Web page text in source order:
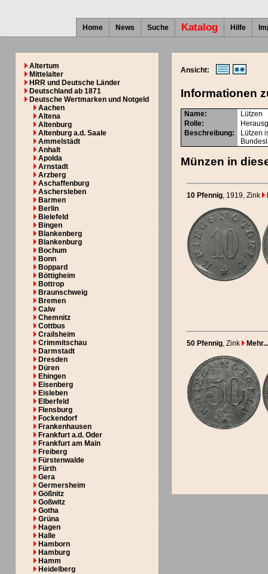
Home News Suche Katalog Hilfe
Altertum
Mittelalter
HRR und Deutsche Länder
Deutschland ab 1871
Deutsche Wertmarken und Notgeld
Aachen
Altena
Altenburg
Altenburg a.d. Saale
Ammelstädt
Anhalt
Apolda
Arnstadt
Arzberg
Aschaffenburg
Aschersleben
Barmen
Berlin
Bielefeld
Bingen
Blankenberg
Blankenburg
Bochum
Bonn
Boppard
Böttigheim
Bottrop
Braunschweig
Bremen
Calw
Chemnitz
Cottbus
Crailsheim
Crimmitschau
Darmstadt
Dresden
Düren
Ehingen
Eisenberg
Eisleben
Elberfeld
Flensburg
Fockendorf
Frankenhausen
Frankfurt a.d. Oder
Frankfurt am Main
Freiberg
Fürstenwalde
Fürth
Gera
Germersheim
Gößnitz
Goßwitz
Gotha
Grüna
Hagen
Halle
Hamborn
Hamburg
Hamm
Heidelberg
Ansicht:
Informationen
Name:
Lützen
Rolle:
Beschreibung:
Lützen
Münzen in
10 Pfennig, 1919, Zink
50 Pfennig, Zink